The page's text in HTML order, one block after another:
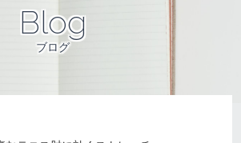
Blog
ブログ